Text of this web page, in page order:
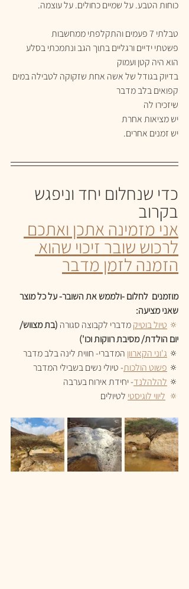
כוחות הטבע. על שמיים כחולים. על עוצמה.
טבלתי 7 פעמים והתקלפתי ממחשבות
פשטתי ידיים ורגליים בתוך הגב ונתמכתי בסלע
הוא היה קטן ועמוק
בדיוק בגודל של אשה אחת שזקוקה לטבילה במים
קפואים בלב מדבר
שיזכירו לה
יש מציאות אחרת
יש זמנים אחרים.
כדי שנחלום יחד וניפגש
בקרוב
אני מזמינה אתכן ואתכם
לרכוש שובר זיכוי שהוא
הזמנה לזמן מדבר
מוזמנים  לחלום -ולממש את השובר- על כל מוצר
שאני מציעה:
🔅 טיול בוטיק מדברי לקבוצה סגורה (בת מצווש/
יום הולדת/ מסיבת רווקות וכו')
​🔅 ג'וני הקארוון המדברי- חווית לינה בלב מדבר
🔅 פשוט הולכות- טיולי נשים בשבילי המדבר
🔅 להלהלנד- יחידת אירוח בערבה
🔅 ליווי לוגיסטי לטיולים